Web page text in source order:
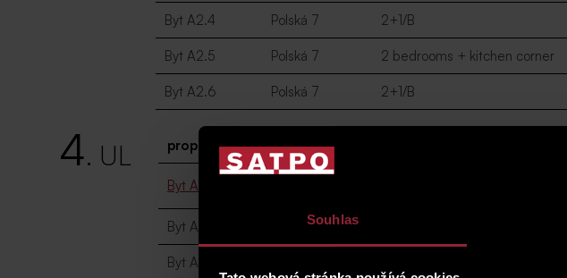
Souhlas
Byt A2.4 Polská 7 2+1/B
Byt A2.5 Polská 7 2 bedrooms + kitchen corner
Byt A2.6 Polská 7 2+1/B
4. UL property residence
Byt A4.3
Byt A4.1 Polská 7
Byt A4.2